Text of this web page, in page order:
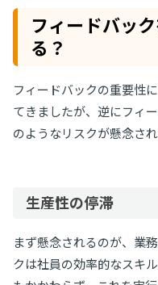
フィードバッ
る？
フィードバックの重要性
てきましたが、逆にフィ
のようなリスクが懸念さ
生産性の停滞
まず懸念されるのが、業
クは社員の効率的なスキ